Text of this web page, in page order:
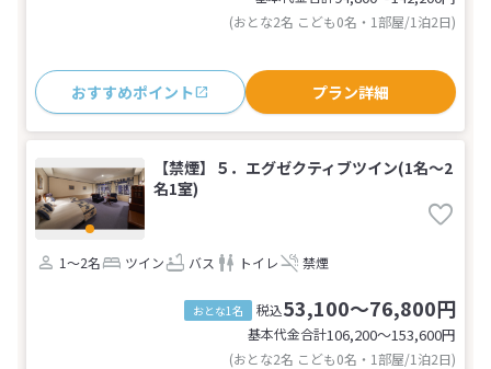
(おとな2名 こども0名・1部屋/1泊2日)
おすすめポイント プラン詳細
【禁煙】５．エグゼクティブツイン(1名～2
名1室)
1～2名 ツイン バス トイレ 禁煙
おとな1名 税込53,100～76,800円
基本代金合計106,200〜153,600円
(おとな2名 こども0名・1部屋/1泊2日)